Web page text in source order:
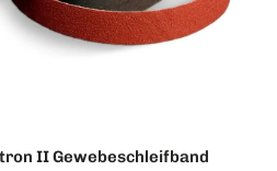
II Gewebeschleifband